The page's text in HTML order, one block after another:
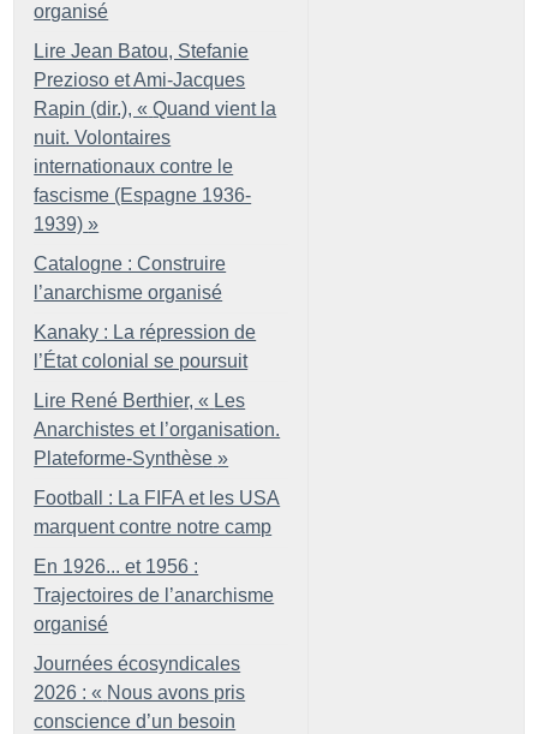
organisé
Lire Jean Batou, Stefanie
Prezioso et Ami-Jacques
Rapin (dir.), « Quand vient la
nuit. Volontaires
internationaux contre le
fascisme (Espagne 1936-
1939) »
Catalogne : Construire
l’anarchisme organisé
Kanaky : La répression de
l’État colonial se poursuit
Lire René Berthier, « Les
Anarchistes et l’organisation.
Plateforme-Synthèse »
Football : La FIFA et les USA
marquent contre notre camp
En 1926... et 1956 :
Trajectoires de l’anarchisme
organisé
Journées écosyndicales
2026 : « Nous avons pris
conscience d’un besoin